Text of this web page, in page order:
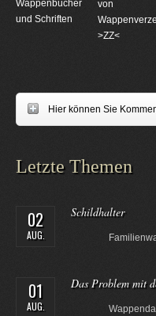
Wappenbücher
und Schriften
von
>ZZ<
Hier können Sie
Letzte Themen
02
AUG.
Schildhalter
01
AUG.
Das Problem mit